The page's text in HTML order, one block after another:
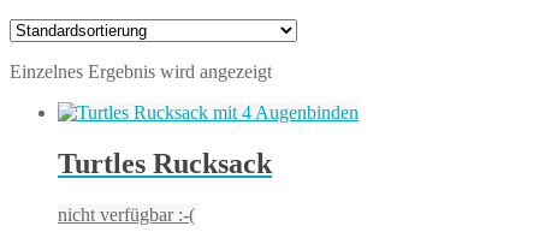
Einzelnes Ergebnis wird angezeigt
Turtles Rucksack
nicht verfügbar :-(